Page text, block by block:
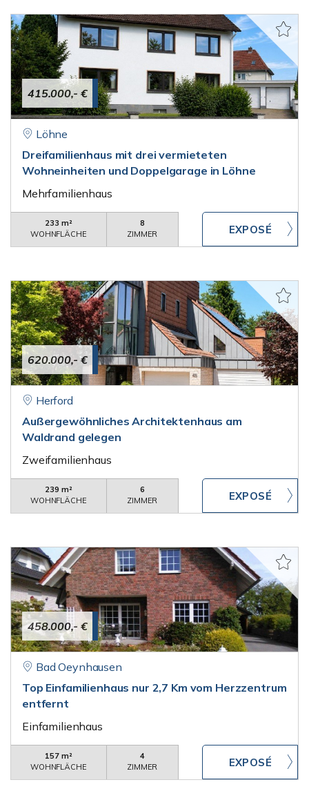
415.000,- €
Löhne
Dreifamilienhaus mit drei vermieteten
Wohneinheiten und Doppelgarage in Löhne
Mehrfamilienhaus
233 m²
WOHNFLÄCHE
8
ZIMMER
620.000,- €
Herford
Außergewöhnliches Architektenhaus am
Waldrand gelegen
Zweifamilienhaus
239 m²
WOHNFLÄCHE
6
ZIMMER
458.000,- €
Bad Oeynhausen
Top Einfamilienhaus nur 2,7 Km vom Herzzentrum
entfernt
Einfamilienhaus
157 m²
WOHNFLÄCHE
4
ZIMMER